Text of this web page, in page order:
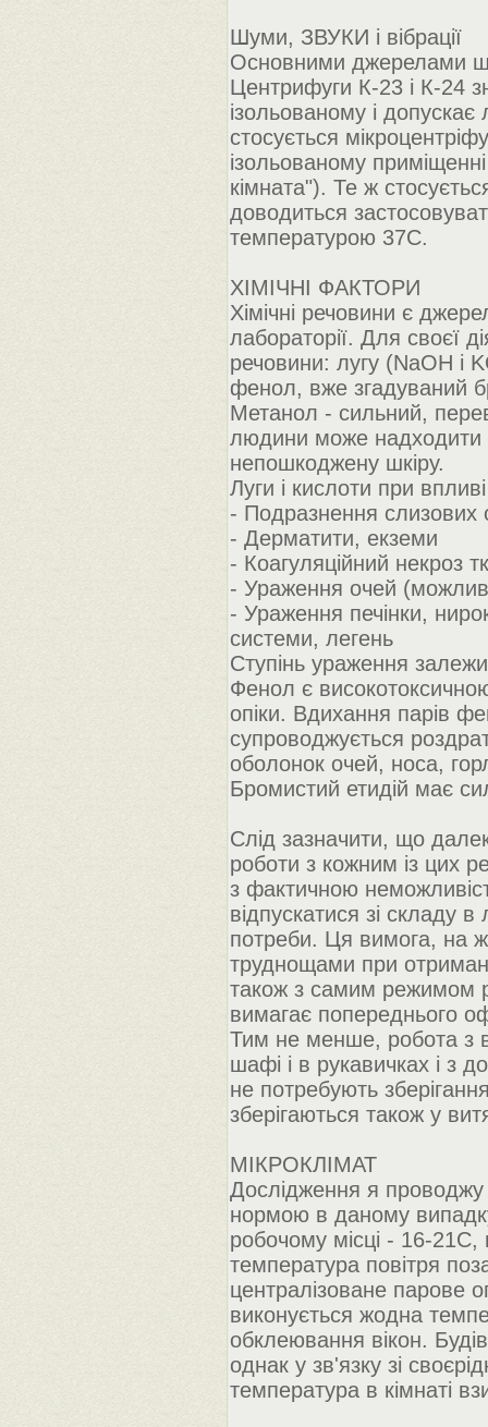
Шуми, ЗВУКИ і вібрації
Основними джерелами
Центрифуги К-23 і К-24
ізольованому і
стосується
ізольованому
кімната"). Те ж
доводиться
температурою 37С.
ХІМІЧНІ ФАКТОРИ
Хімічні речовини є
лабораторії. Для своєї
речовини: лугу (NaOH і
фенол, вже згадуваний
Метанол - сильний,
людини може надходити
непошкоджену шкіру.
Луги і кислоти при
- Подразнення слизових
- Дерматити, екземи
- Коагуляційний некроз
- Ураження очей
- Ураження печінки,
системи, легень
Ступінь ураження
Фенол є
опіки. Вдихання парів
супроводжується
оболонок очей, носа,
Бромистий етидій має
Слід зазначити, що
роботи з кожним із цих
з фактичною
відпускатися зі складу
потреби. Ця вимога, на
труднощами при
також з самим режимом
вимагає попереднього
Тим не менше, робота з
шафі і в рукавичках і з
не потребують
зберігаються також у
МІКРОКЛІМАТ
Дослідження я проводжу
нормою в даному
робочому місці - 16-21С,
температура повітря
централізоване парове
виконується жодна
обклеювання вікон.
однак у зв'язку зі
температура в кімнаті